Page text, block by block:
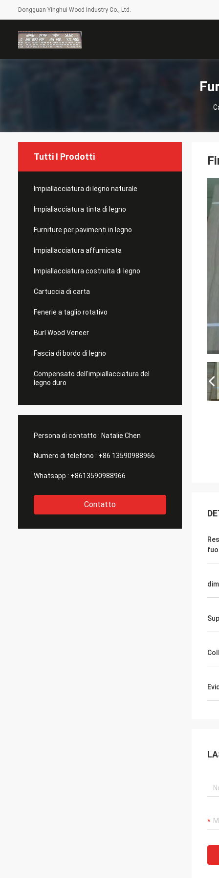
Dongguan Yinghui Wood Industry Co., Ltd.
Tutti I Prodotti
Impiallacciatura di legno naturale
Impiallacciatura tinta di legno
Furniture per pavimenti in legno
Impiallacciatura affumicata
Impiallacciatura costruita di legno
Cartuccia di carta
Fenerie a taglio rotativo
Burl Wood Veneer
Fascia di bordo di legno
Compensato dell'impiallacciatura del
legno duro
Persona di contatto : Natalie Chen
Numero di telefono : +86 13590988966
Whatsapp : +8613590988966
Contatto